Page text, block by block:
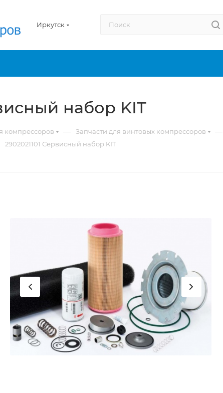
Иркутск
набор KIT
компрессоров — Запчасти для винтовых компрессоров —
2902021101 Сервисный набор KIT